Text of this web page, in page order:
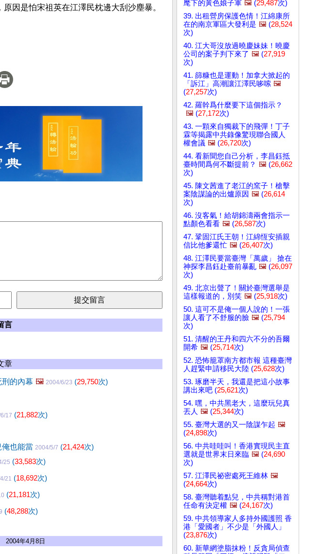
因是怕宋祖英在江澤民枕邊大刮沙塵暴。
言
章
的內幕 🖼️ 2004/6/23 (29,750次)
17 (21,882次)
也能當 2004/5/7 (21,424次)
25 (33,583次)
21 (18,692次)
(21,181次)
(48,288次)
2004年4月8日
麾下的黃色娘子軍 🖼️ (29,487次)
39. 出租營房保護色情！江綿康所
在的南京軍區大發利是 🖼️ (28,524
次)
40. 江大哥沒放過曉慶妹妹！曉慶
公司的案子判下來了 🖼️ (27,919
次)
41. 篩糠也是運動！加拿大掀起的
「訴江」高潮讓江澤民哆嗦 🖼️
(27,257次)
42. 羅幹爲什麼要下這個指示？
🖼️ (27,172次)
43. 一顆來自獨裁下的飛彈！丁子
霖等揭露中共錄像驚現聯合國人
權會議 🖼️ (26,720次)
44. 看新聞您自己分析，李昌鈺抵
臺時間爲何不斷提前？ 🖼️ (26,662
次)
45. 陳文茜進了老江的窯子！槍擊
案陰謀論的出爐原因 🖼️ (26,614
次)
46. 沒客氣！給胡錦濤兩會指示一
點顏色看看 🖼️ (26,587次)
47. 鞏固江氏王朝！江綿恆安插親
信比他爹還忙 🖼️ (26,407次)
48. 江澤民要當臺灣「萬歲」 搶在
神探李昌鈺赴臺前暴亂 🖼️ (26,097
次)
49. 北京出聲了！關於臺灣選舉是
這樣報道的，別笑 🖼️ (25,918次)
50. 這可不是俺一個人說的！一張
讓人看了不舒服的臉 🖼️ (25,794
次)
51. 清醒的王丹和四六不分的吾爾
開希 🖼️ (25,714次)
52. 恐怖籠罩南方都市報 這種臺灣
人趕緊申請移民大陸 (25,628次)
53. 琢磨半天，我還是把這小故事
講出來吧 (25,621次)
54. 嘿，中共黑老大，這麼玩兒真
丟人 🖼️ (25,344次)
55. 臺灣大選的又一陰謀乍起 🖼️
(24,898次)
56. 中共哇哇叫！香港實現民主直
選就是世界末日來臨 🖼️ (24,690
次)
57. 江澤民祕密處死王維林 🖼️
(24,664次)
58. 臺灣聽着點兒，中共稱對港首
任命有決定權 🖼️ (24,167次)
59. 中共領導家人多持外國護照 香
港「愛國者」不少是「外國人」
(23,876次)
60. 新華網塗脂抹粉！反貪局偵查